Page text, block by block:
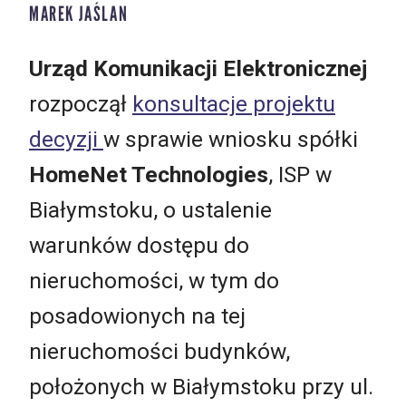
MAREK JAŚLAN
Urząd Komunikacji Elektronicznej
rozpoczął konsultacje projektu
decyzji w sprawie wniosku spółki
HomeNet Technologies, ISP w
Białymstoku, o ustalenie
warunków dostępu do
nieruchomości, w tym do
posadowionych na tej
nieruchomości budynków,
położonych w Białymstoku przy ul.